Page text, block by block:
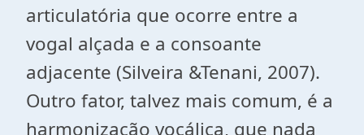
articulatória que ocorre entre a
vogal alçada e a consoante
adjacente (Silveira &Tenani, 2007).
Outro fator, talvez mais comum, é a
harmonização vocálica, que nada